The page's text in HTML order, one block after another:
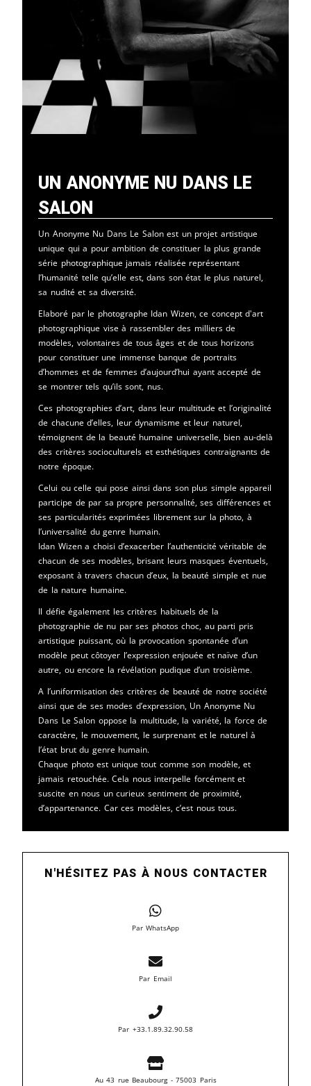
Un Anonyme Nu Dans Le
Salon
Un Anonyme Nu Dans Le Salon est un projet artistique
unique qui a pour ambition de constituer la plus grande
série photographique jamais réalisée représentant
l’humanité telle qu’elle est, dans son état le plus naturel,
sa nudité et sa diversité.
Elaboré par le photographe Idan Wizen, ce concept d'art
photographique vise à rassembler des milliers de
modèles, volontaires de tous âges et de tous horizons
pour constituer une immense banque de portraits
d’hommes et de femmes d’aujourd’hui ayant accepté de
se montrer tels qu’ils sont, nus.
Ces photographies d’art, dans leur multitude et l’originalité
de chacune d’elles, leur dynamisme et leur naturel,
témoignent de la beauté humaine universelle, bien au-delà
des critères socioculturels et esthétiques contraignants de
notre époque.
Celui ou celle qui pose ainsi dans son plus simple appareil
participe de par sa propre personnalité, ses différences et
ses particularités exprimées librement sur la photo, à
l’universalité du genre humain.
Idan Wizen a choisi d’exacerber l’authenticité véritable de
chacun de ses modèles, brisant leurs masques éventuels,
exposant à travers chacun d’eux, la beauté simple et nue
de la nature humaine.
Il défie également les critères habituels de la
photographie de nu par ses photos choc, au parti pris
artistique puissant, où la provocation spontanée d’un
modèle peut côtoyer l’expression enjouée et naïve d’un
autre, ou encore la révélation pudique d’un troisième.
A l’uniformisation des critères de beauté de notre société
ainsi que de ses modes d’expression, Un Anonyme Nu
Dans Le Salon oppose la multitude, la variété, la force de
caractère, le mouvement, le surprenant et le naturel à
l’état brut du genre humain.
Chaque photo est unique tout comme son modèle, et
jamais retouchée. Cela nous interpelle forcément et
suscite en nous un curieux sentiment de proximité,
d’appartenance. Car ces modèles, c’est nous tous.
N'HÉSITEZ PAS À NOUS CONTACTER
Par WhatsApp
Par Email
Par +33.1.89.32.90.58
Au 43 rue Beaubourg - 75003 Paris